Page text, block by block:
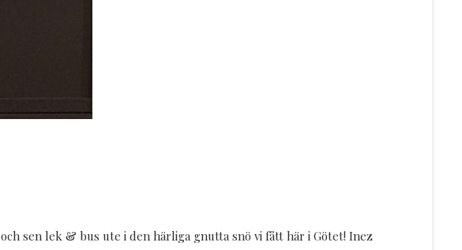
och sen lek & bus ute i den härliga gnutta snö vi fått här i Götet! Inez